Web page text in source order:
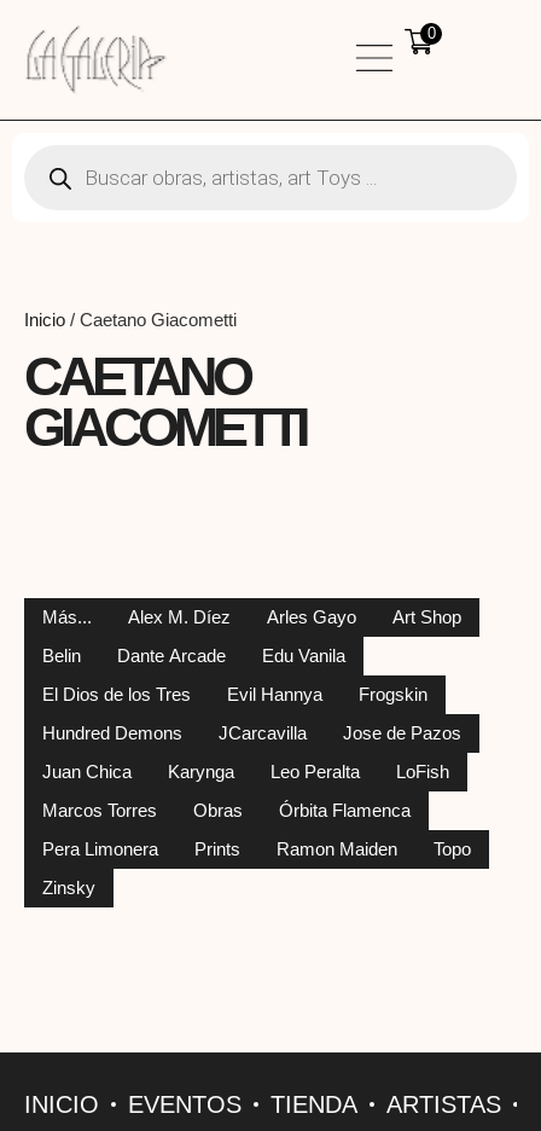
0
Inicio / Caetano Giacometti
CAETANO
GIACOMETTI
Más... Alex M. Díez Arles Gayo
Art Shop
Belin
Dante Arcade
Edu Vanila
El Dios de los Tres
Evil Hannya
Frogskin
Hundred Demons
JCarcavilla
Jose de Pazos
Juan Chica
Karynga Leo Peralta
LoFish
Marcos Torres
Obras
Órbita Flamenca
Pera Limonera
Prints Ramon Maiden
Topo
Zinsky
INICIO EVENTOS TIENDA ARTISTAS